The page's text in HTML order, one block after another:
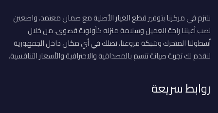
نلتزم في مركزنا بتوفير قطع الغيار الأصلية مع ضمان معتمد، واضعين
نصب أعيننا راحة العميل وسلامة منزله كأولوية قصوى. من خلال
أسطولنا المتحرك وشبكة فروعنا، نصلك في أي مكان داخل الجمهورية
لنقدم لك تجربة صيانة تتسم بالمصداقية والاحترافية والأسعار التنافسية.
روابط سريعة